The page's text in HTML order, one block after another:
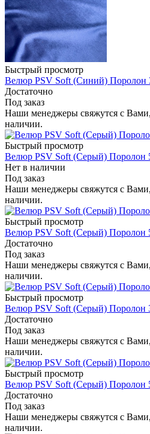
Быстрый просмотр
Велюр PSV Soft (Синий) Поролон
Достаточно
Под заказ
Наши менеджеры свяжутся с Вами,
наличии.
Быстрый просмотр
Велюр PSV Soft (Серый) Поролон
Нет в наличии
Под заказ
Наши менеджеры свяжутся с Вами,
наличии.
Быстрый просмотр
Велюр PSV Soft (Серый) Поролон
Достаточно
Под заказ
Наши менеджеры свяжутся с Вами,
наличии.
Быстрый просмотр
Велюр PSV Soft (Серый) Поролон
Достаточно
Под заказ
Наши менеджеры свяжутся с Вами,
наличии.
Быстрый просмотр
Велюр PSV Soft (Серый) Поролон
Достаточно
Под заказ
Наши менеджеры свяжутся с Вами,
наличии.